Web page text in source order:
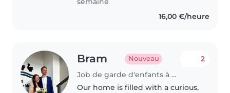
16,00 €/heure
Bram Nouveau
Job de garde d'enfants à Reckange-sur-Mess
2
Our home is filled with a curious,